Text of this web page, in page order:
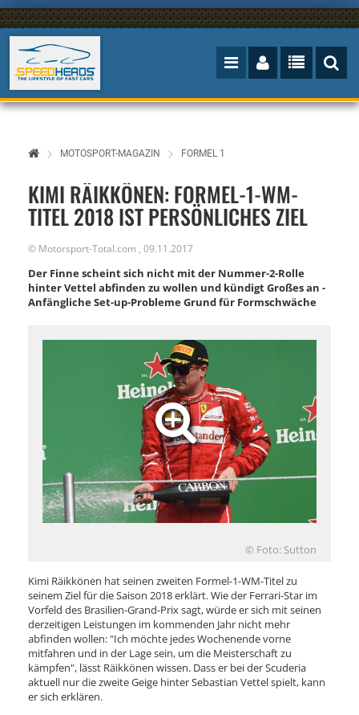
MOTOSPORT-MAGAZIN FORMEL 1
KIMI RÄIKKÖNEN: FORMEL-1-WM-
TITEL 2018 IST PERSÖNLICHES ZIEL
© Motorsport-Total.com , 09.11.2017
Der Finne scheint sich nicht mit der Nummer-2-Rolle
hinter Vettel abfinden zu wollen und kündigt Großes an -
Anfängliche Set-up-Probleme Grund für Formschwäche
© Foto: Sutton
Kimi Räikkönen hat seinen zweiten Formel-1-WM-Titel zu
seinem Ziel für die Saison 2018 erklärt. Wie der Ferrari-Star im
Vorfeld des Brasilien-Grand-Prix sagt, würde er sich mit seinen
derzeitigen Leistungen im kommenden Jahr nicht mehr
abfinden wollen: "Ich möchte jedes Wochenende vorne
mitfahren und in der Lage sein, um die Meisterschaft zu
kämpfen", lässt Räikkönen wissen. Dass er bei der Scuderia
aktuell nur die zweite Geige hinter Sebastian Vettel spielt, kann
er sich erklären.